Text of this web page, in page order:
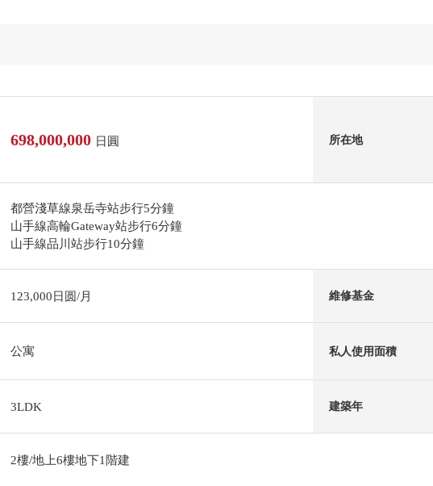
698,000,000 日圓 所在地
都營淺草線泉岳寺站步行5分鐘
山手線高輪Gateway站步行6分鐘
山手線品川站步行10分鐘
123,000日圆/月 維修基金
公寓 私人使用面積
3LDK 建築年
2樓/地上6樓地下1階建